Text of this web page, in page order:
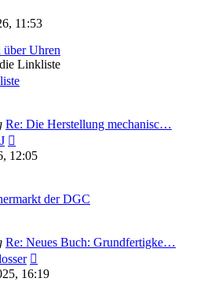
11:53
über Uhren
Linkliste
Re: Die Herstellung mechanisc…
Beitrag
12:05
der DGC
Re: Neues Buch: Grundfertigke…
Beitrag
16:19